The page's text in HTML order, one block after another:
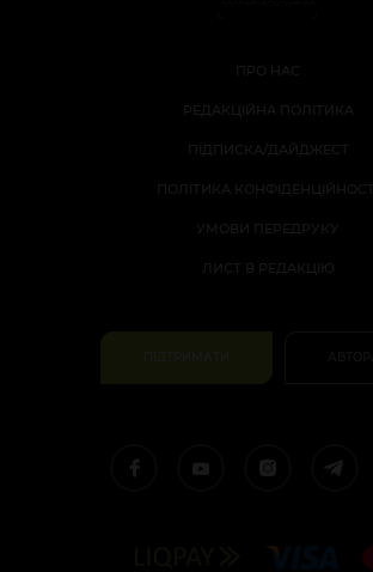
ПРО НАС
РЕДАКЦІЙНА ПОЛІТИКА
ПІДПИСКА/ДАЙДЖЕСТ
ПОЛІТИКА КОНФІДЕНЦІЙНОСТІ
УМОВИ ПЕРЕДРУКУ
ЛИСТ В РЕДАКЦІЮ